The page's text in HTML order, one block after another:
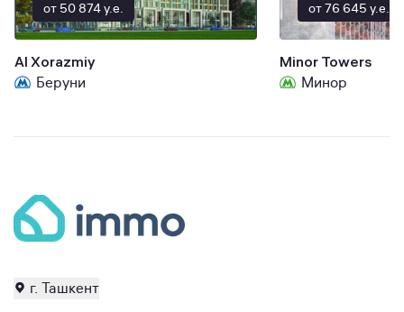
от 50 874 y.e.
Al Xorazmiy
Беруни
от 76 645 y.e.
Minor Towers
Минор
г. Ташкент